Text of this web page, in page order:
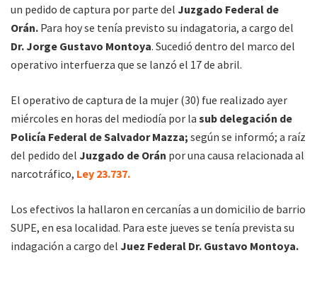
un pedido de captura por parte del Juzgado Federal de
Orán. Para hoy se tenía previsto su indagatoria, a cargo del
Dr. Jorge Gustavo Montoya. Sucedió dentro del marco del
operativo interfuerza que se lanzó el 17 de abril.
El operativo de captura de la mujer (30) fue realizado ayer
miércoles en horas del mediodía por la sub delegación de
Policía Federal de Salvador Mazza; según se informó; a raíz
del pedido del Juzgado de Orán por una causa relacionada al
narcotráfico, Ley 23.737.
Los efectivos la hallaron en cercanías a un domicilio de barrio
SUPE, en esa localidad. Para este jueves se tenía prevista su
indagación a cargo del Juez Federal Dr. Gustavo Montoya.